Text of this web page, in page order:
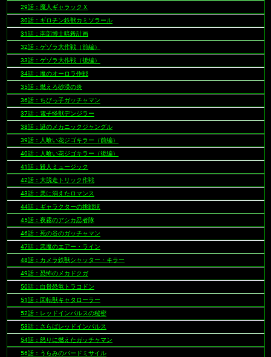
29話：魔人ギャラックＸ
30話：ギロチン鉄獣カミソラール
31話：南部博士暗殺計画
32話：ゲゾラ大作戦（前編）
33話：ゲゾラ大作戦（後編）
34話：魔のオーロラ作戦
35話：燃えろ砂漠の炎
36話：ちびっ子ガッチャマン
37話：電子怪獣デンジラー
38話：謎のメカニックジャングル
39話：人喰い花ジゴキラー（前編）
40話：人喰い花ジゴキラー（後編）
41話：殺人ミュージック
42話：大脱走トリック作戦
43話：悪に消えたロマンス
44話：ギャラクターの挑戦状
45話：夜霧のアシカ忍者隊
46話：死の谷のガッチャマン
47話：悪魔のエアー・ライン
48話：カメラ鉄獣シャッター・キラー
49話：恐怖のメカドクガ
50話：白骨恐竜トラコドン
51話：回転獣キャタローラー
52話：レッドインパルスの秘密
53話：さらばレッドインパルス
54話：怒りに燃えたガッチャマン
56話：うらみのバードミサイル